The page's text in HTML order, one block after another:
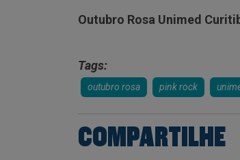
Outubro Rosa Unimed
Tags:
outubro rosa pink rock
COMPARTILHE